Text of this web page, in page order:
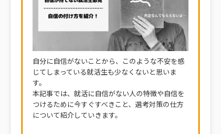
自分に自信がないことから、このような不安を感
じてしまっている就活生も少なくないと思いま
す。
本記事では、就活に自信がない人の特徴や自信を
つけるために今すぐすべきこと、選考対策の仕方
について紹介していきます。